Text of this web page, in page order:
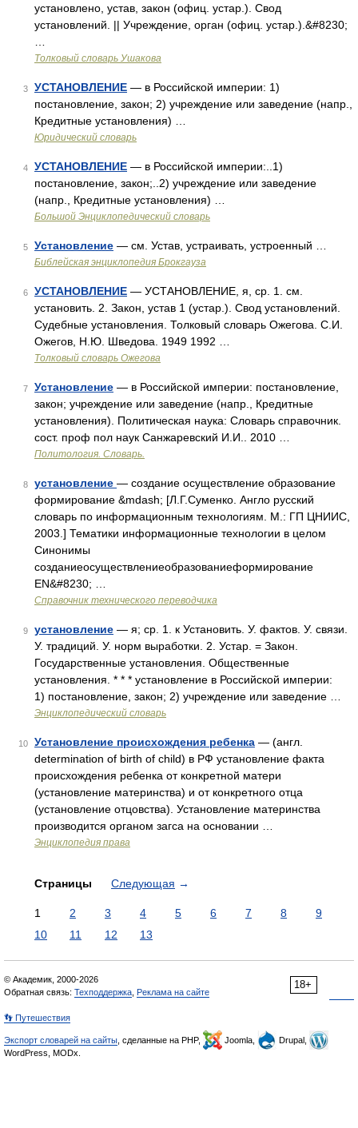
установлено, устав, закон (офиц. устар.). Свод
установлений. || Учреждение, орган (офиц. устар.).&#8230;
Толковый словарь Ушакова
3 УСТАНОВЛЕНИЕ — в Российской империи: 1)
постановление, закон; 2) учреждение или заведение (напр.,
Кредитные установления) …
Юридический словарь
4 УСТАНОВЛЕНИЕ — в Российской империи:..1)
постановление, закон;..2) учреждение или заведение
(напр., Кредитные установления) …
Большой Энциклопедический словарь
5 Установление — см. Устав, устраивать, устроенный …
Библейская энциклопедия Брокгауза
6 УСТАНОВЛЕНИЕ — УСТАНОВЛЕНИЕ, я, ср. 1. см.
установить. 2. Закон, устав 1 (устар.). Свод установлений.
Судебные установления. Толковый словарь Ожегова. С.И.
Ожегов, Н.Ю. Шведова. 1949 1992 …
Толковый словарь Ожегова
7 Установление — в Российской империи: постановление,
закон; учреждение или заведение (напр., Кредитные
установления). Политическая наука: Словарь справочник.
сост. проф пол наук Санжаревский И.И.. 2010 …
Политология. Словарь.
8 установление — создание осуществление образование
формирование &mdash; [Л.Г.Суменко. Англо русский
словарь по информационным технологиям. М.: ГП ЦНИИС,
2003.] Тематики информационные технологии в целом
Синонимы
созданиеосуществлениеобразованиеформирование
EN&#8230; …
Справочник технического переводчика
9 установление — я; ср. 1. к Установить. У. фактов. У. связи.
У. традиций. У. норм выработки. 2. Устар. = Закон.
Государственные установления. Общественные
установления. * * * установление в Российской империи:
1) постановление, закон; 2) учреждение или заведение …
Энциклопедический словарь
10 Установление происхождения ребенка — (англ.
determination of birth of child) в РФ установление факта
происхождения ребенка от конкретной матери
(установление материнства) и от конкретного отца
(установление отцовства). Установление материнства
производится органом загса на основании …
Энциклопедия права
Страницы Следующая →
1 2 3 4 5 6 7 8
9
10
11 12 13
18+
© Академик, 2000-2026
Обратная связь: Техподдержка Реклама на сайте
👣 Путешествия
Экспорт словарей на сайты , сделанные на PHP, Joomla,
Drupal,
WordPress, MODx.